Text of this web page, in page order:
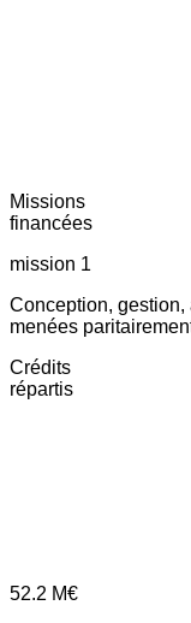
Missions
financées
mission 1
Conception,
menées
Crédits
répartis
52.2 M€